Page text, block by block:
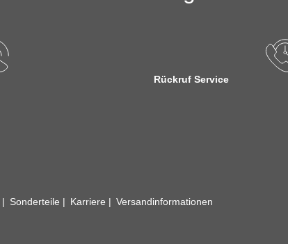
Rückruf Service
Sonderteile Karriere Versandinformationen